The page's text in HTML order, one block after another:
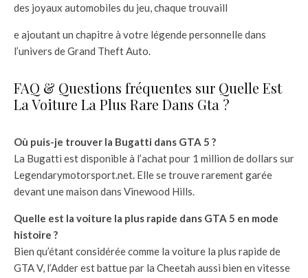
des joyaux automobiles du jeu, chaque trouvaill
e ajoutant un chapitre à votre légende personnelle dans
l’univers de Grand Theft Auto.
FAQ & Questions fréquentes sur Quelle Est
La Voiture La Plus Rare Dans Gta ?
Où puis-je trouver la Bugatti dans GTA 5 ?
La Bugatti est disponible à l’achat pour 1 million de dollars sur
Legendarymotorsport.net. Elle se trouve rarement garée
devant une maison dans Vinewood Hills.
Quelle est la voiture la plus rapide dans GTA 5 en mode
histoire ?
Bien qu’étant considérée comme la voiture la plus rapide de
GTA V, l’Adder est battue par la Cheetah aussi bien en vitesse